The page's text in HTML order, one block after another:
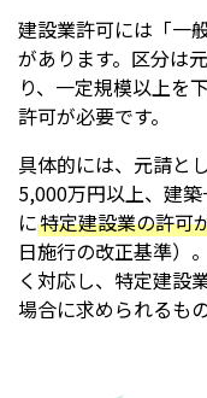
建設業許可には「一
があります。区分は
り、一定規模以上を
許可が必要です。
具体的には、元請と
5,000万円以上、建
に特定建設業の許可
日施行の改正基準）
く対応し、特定建設
場合に求められるもの